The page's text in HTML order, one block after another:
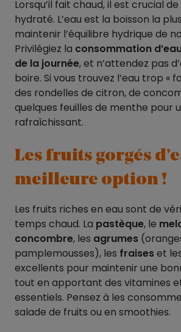
Lorsqu’il fait chaud, il est crucial
hydraté. L’eau est la boisson la
maintenir l’équilibre hydrique de
Privilégiez la consommation
de la journée, et n’attendez pas
boire. Si vous trouvez l’eau trop «
des rondelles de citron, de
quelques feuilles de menthe pour
rafraîchissant.
Les fruits gorgés
meilleure option !
Les fruits riches en eau sont de
temps chaud. La pastèque, le
concombre, les agrumes
pamplemousses), les fraiseset
excellents pour maintenir une
tout en apportant des vitamines
essentiels. Pensez à les
salade de fruits ou en smoothies.